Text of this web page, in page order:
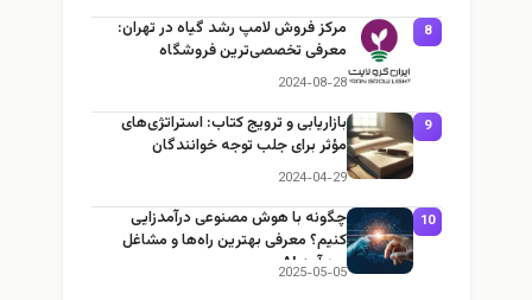
8
مرکز فروش لامپ رشد گیاه در تهران:
معرفی تخصصی‌ترین فروشگاه
2024-08-28
9
بازاریابی و ترویج کتاب: استراتژی‌های
مؤثر برای جلب توجه خوانندگان
2024-04-29
10
چگونه با هوش مصنوعی درآمدزایی
کنیم؟ معرفی بهترین راه‌ها و مشاغل
پردرآمد AI
2025-05-05